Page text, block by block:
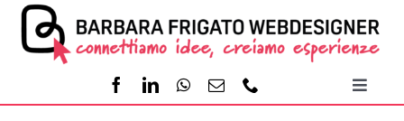
Salta
contenuto